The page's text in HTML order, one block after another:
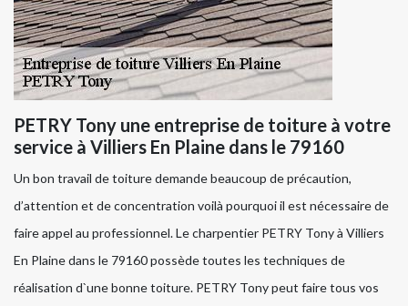
PETRY Tony une entreprise de toiture à votre
service à Villiers En Plaine dans le 79160
Un bon travail de toiture demande beaucoup de précaution,
d’attention et de concentration voilà pourquoi il est nécessaire de
faire appel au professionnel. Le charpentier PETRY Tony à Villiers
En Plaine dans le 79160 possède toutes les techniques de
réalisation d`une bonne toiture. PETRY Tony peut faire tous vos